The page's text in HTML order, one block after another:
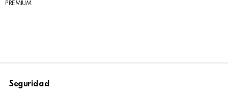
PREMIUM
Seguridad